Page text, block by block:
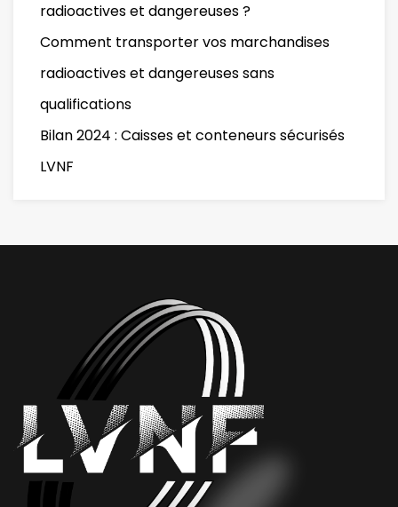
radioactives et dangereuses ?
Comment transporter vos marchandises
radioactives et dangereuses sans
qualifications
Bilan 2024 : Caisses et conteneurs sécurisés
LVNF